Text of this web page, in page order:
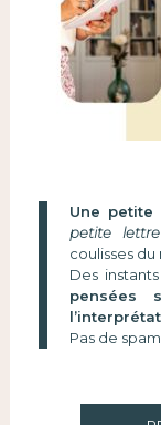
Une petite
petite lettre
coulisses du
Des
pensées
Pas de